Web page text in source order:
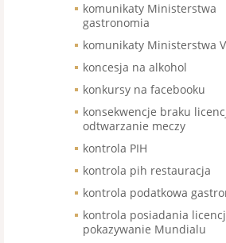
komunikaty Ministerstwa
gastronomia
komunikaty Ministerstwa
koncesja na alkohol
konkursy na facebooku
konsekwencje braku
odtwarzanie meczy
kontrola PIH
kontrola pih restauracja
kontrola podatkowa
kontrola posiadania
pokazywanie Mundialu